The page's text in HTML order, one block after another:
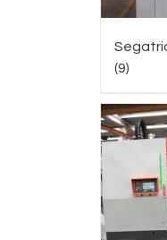
(9)